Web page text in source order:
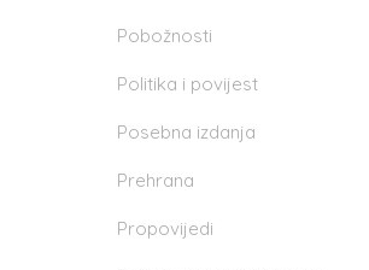
Pobožnosti
Politika i povijest
Posebna izdanja
Prehrana
Propovijedi